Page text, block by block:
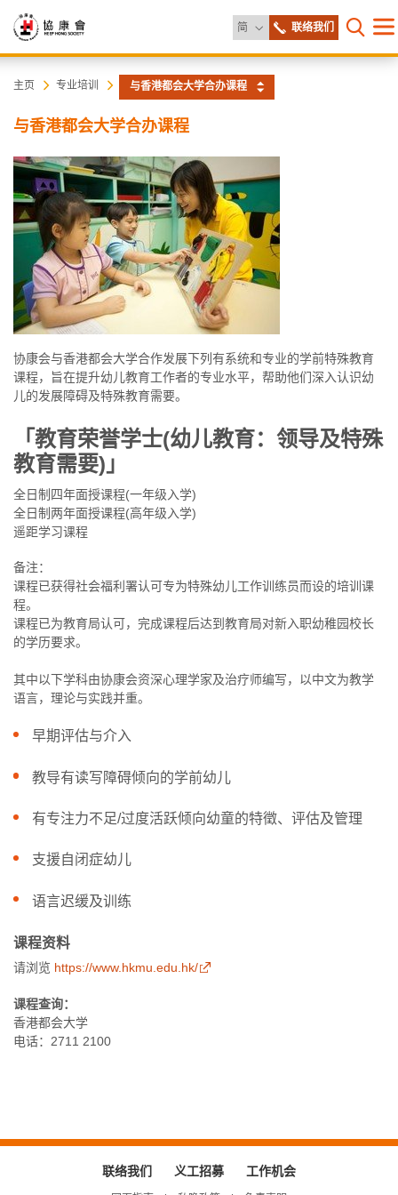
简 更改语言联络我们
打开目
协
康
会
主页 专业培训 与香港都会大学合办课程
与香港都会大学合办课程
协康会与香港都会大学合作发展下列有系统和专业的学前特殊教育
课程，旨在提升幼儿教育工作者的专业水平，帮助他们深入认识幼
儿的发展障碍及特殊教育需要。
「教育荣誉学士(幼儿教育：领导及特殊
教育需要)」
全日制四年面授课程(一年级入学)
全日制两年面授课程(高年级入学)
遥距学习课程
备注：
课程已获得社会福利署认可专为特殊幼儿工作训练员而设的培训课
程。
课程已为教育局认可，完成课程后达到教育局对新入职幼稚园校长
的学历要求。
其中以下学科由协康会资深心理学家及治疗师编写，以中文为教学
语言，理论与实践并重。
早期评估与介入
教导有读写障碍倾向的学前幼儿
有专注力不足/过度活跃倾向幼童的特徵、评估及管理
支援自闭症幼儿
语言迟缓及训练
课程资料
请浏览 https://www.hkmu.edu.hk/
课程查询：
香港都会大学
电话：2711 2100
联络我们 义工招募 工作机会